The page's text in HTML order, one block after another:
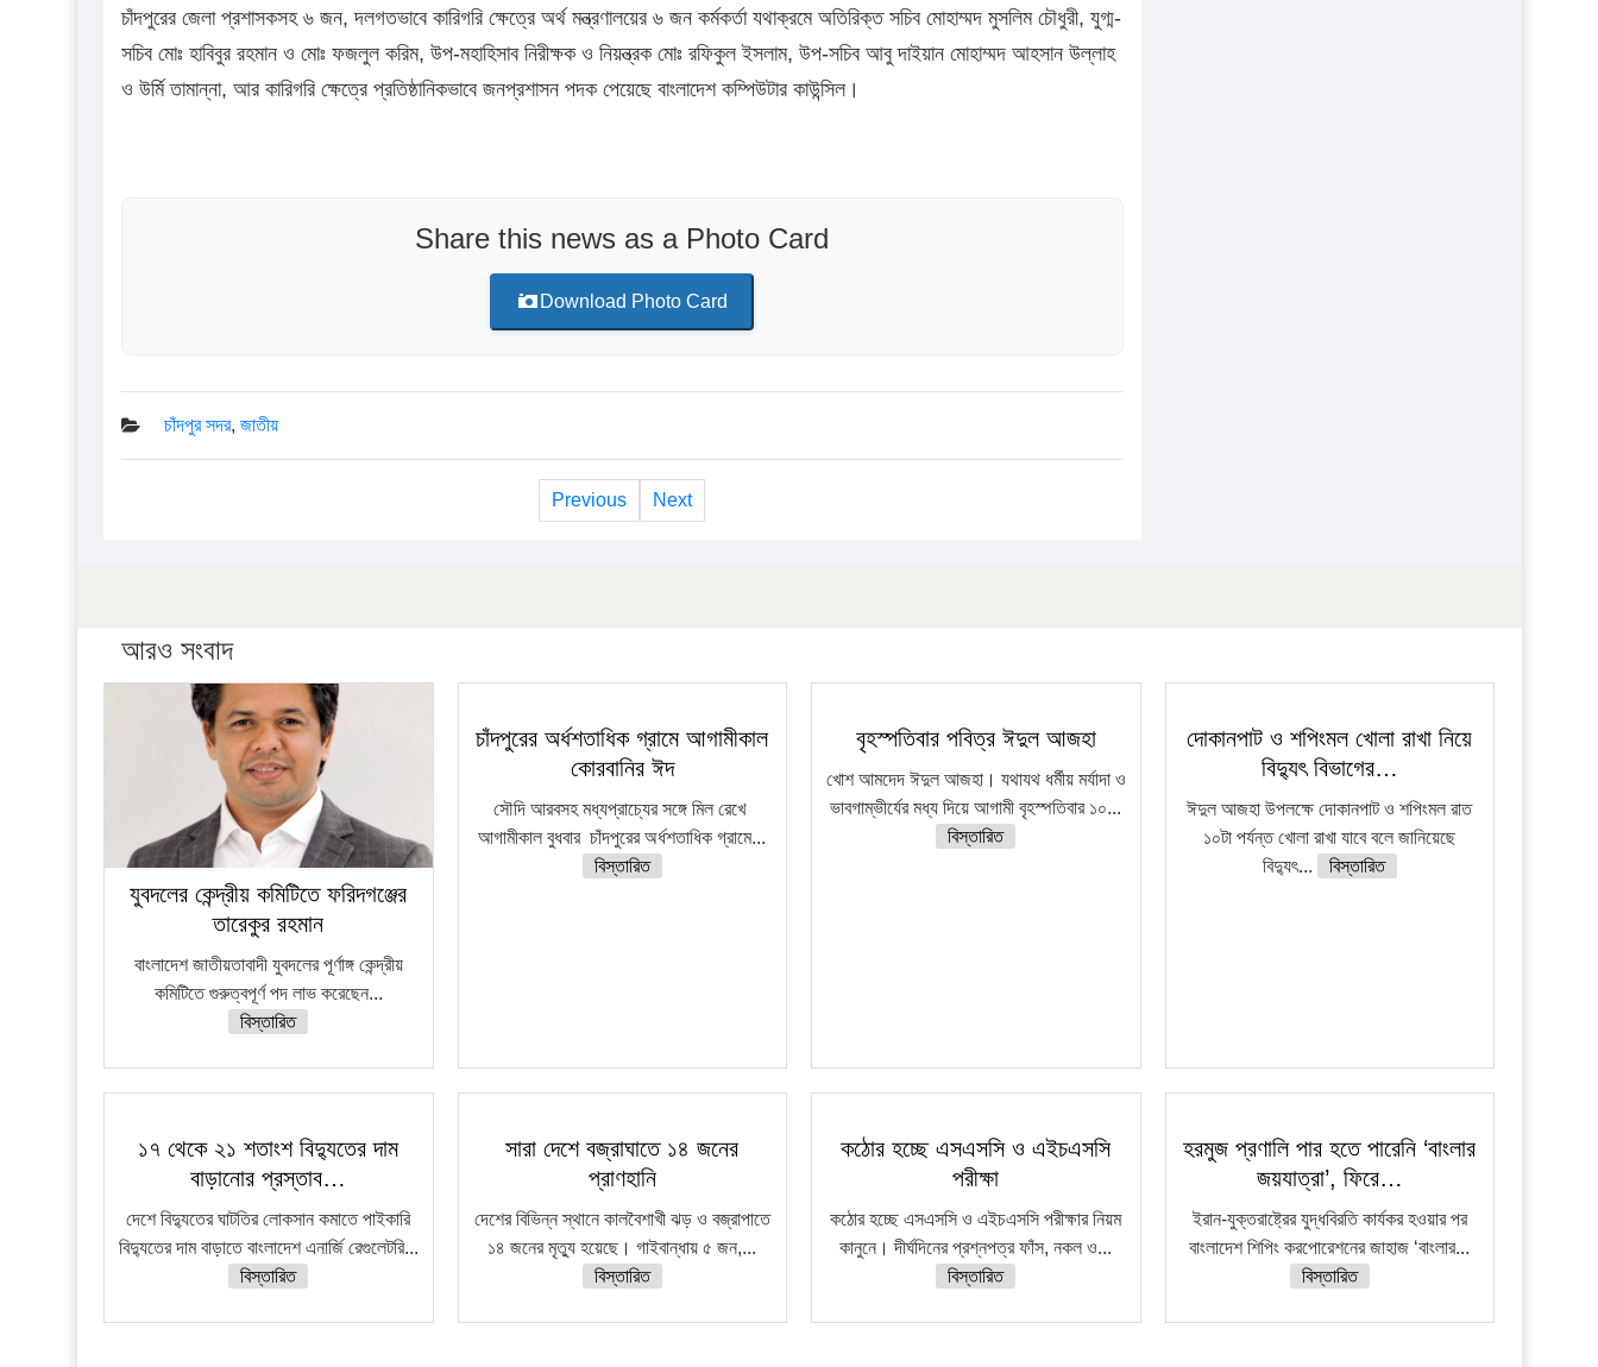
চাঁদপুরের জেলা প্রশাসকসহ ৬ জন, দলগতভাবে কারিগরি ক্ষেত্রে অর্থ মন্ত্রণালয়ের ৬ জন কর্মকর্তা যথাক্রমে অতিরিক্ত সচিব মোহাম্মদ মুসলিম চৌধুরী, যুগ্ম-
সচিব মোঃ হাবিবুর রহমান ও মোঃ ফজলুল করিম, উপ-মহাহিসাব নিরীক্ষক ও নিয়ন্ত্রক মোঃ রফিকুল ইসলাম, উপ-সচিব আবু দাইয়ান মোহাম্মদ আহসান উল্লাহ
ও উর্মি তামান্না, আর কারিগরি ক্ষেত্রে প্রতিষ্ঠানিকভাবে জনপ্রশাসন পদক পেয়েছে বাংলাদেশ কম্পিউটার কাউন্সিল।
Share this news as a Photo Card
Download Photo Card
চাঁদপুর সদর, জাতীয়
Previous Next
আরও সংবাদ
যুবদলের কেন্দ্রীয় কমিটিতে ফরিদগঞ্জের
তারেকুর রহমান
বাংলাদেশ জাতীয়তাবাদী যুবদলের পূর্ণাঙ্গ কেন্দ্রীয়
কমিটিতে গুরুত্বপূর্ণ পদ লাভ করেছেন...
বিস্তারিত
চাঁদপুরের অর্ধশতাধিক গ্রামে আগামীকাল
কোরবানির ঈদ
সৌদি আরবসহ মধ্যপ্রাচ্যের সঙ্গে মিল রেখে
আগামীকাল বুধবার চাঁদপুরের অর্ধশতাধিক গ্রামে...
বিস্তারিত
বৃহস্পতিবার পবিত্র ঈদুল আজহা
খোশ আমদেদ ঈদুল আজহা। যথাযথ ধর্মীয় মর্যাদা ও
ভাবগাম্ভীর্যের মধ্য দিয়ে আগামী বৃহস্পতিবার ১০...
বিস্তারিত
দোকানপাট ও শপিংমল খোলা রাখা নিয়ে
বিদ্যুৎ বিভাগের…
ঈদুল আজহা উপলক্ষে দোকানপাট ও শপিংমল রাত
১০টা পর্যন্ত খোলা রাখা যাবে বলে জানিয়েছে
বিদ্যুৎ...
বিস্তারিত
১৭ থেকে ২১ শতাংশ বিদ্যুতের দাম
বাড়ানোর প্রস্তাব…
দেশে বিদ্যুতের ঘাটতির লোকসান কমাতে পাইকারি
বিদ্যুতের দাম বাড়াতে বাংলাদেশ এনার্জি রেগুলেটরি...
বিস্তারিত
সারা দেশে বজ্রাঘাতে ১৪ জনের
প্রাণহানি
দেশের বিভিন্ন স্থানে কালবৈশাখী ঝড় ও বজ্রাপাতে
১৪ জনের মৃত্যু হয়েছে। গাইবান্ধায় ৫ জন,...
বিস্তারিত
কঠোর হচ্ছে এসএসসি ও এইচএসসি
পরীক্ষা
কঠোর হচ্ছে এসএসসি ও এইচএসসি পরীক্ষার নিয়ম
কানুনে। দীর্ঘদিনের প্রশ্নপত্র ফাঁস, নকল ও...
বিস্তারিত
হরমুজ প্রণালি পার হতে পারেনি ‘বাংলার
জয়যাত্রা’, ফিরে…
ইরান-যুক্তরাষ্ট্রের যুদ্ধবিরতি কার্যকর হওয়ার পর
বাংলাদেশ শিপিং করপোরেশনের জাহাজ ‘বাংলার...
বিস্তারিত